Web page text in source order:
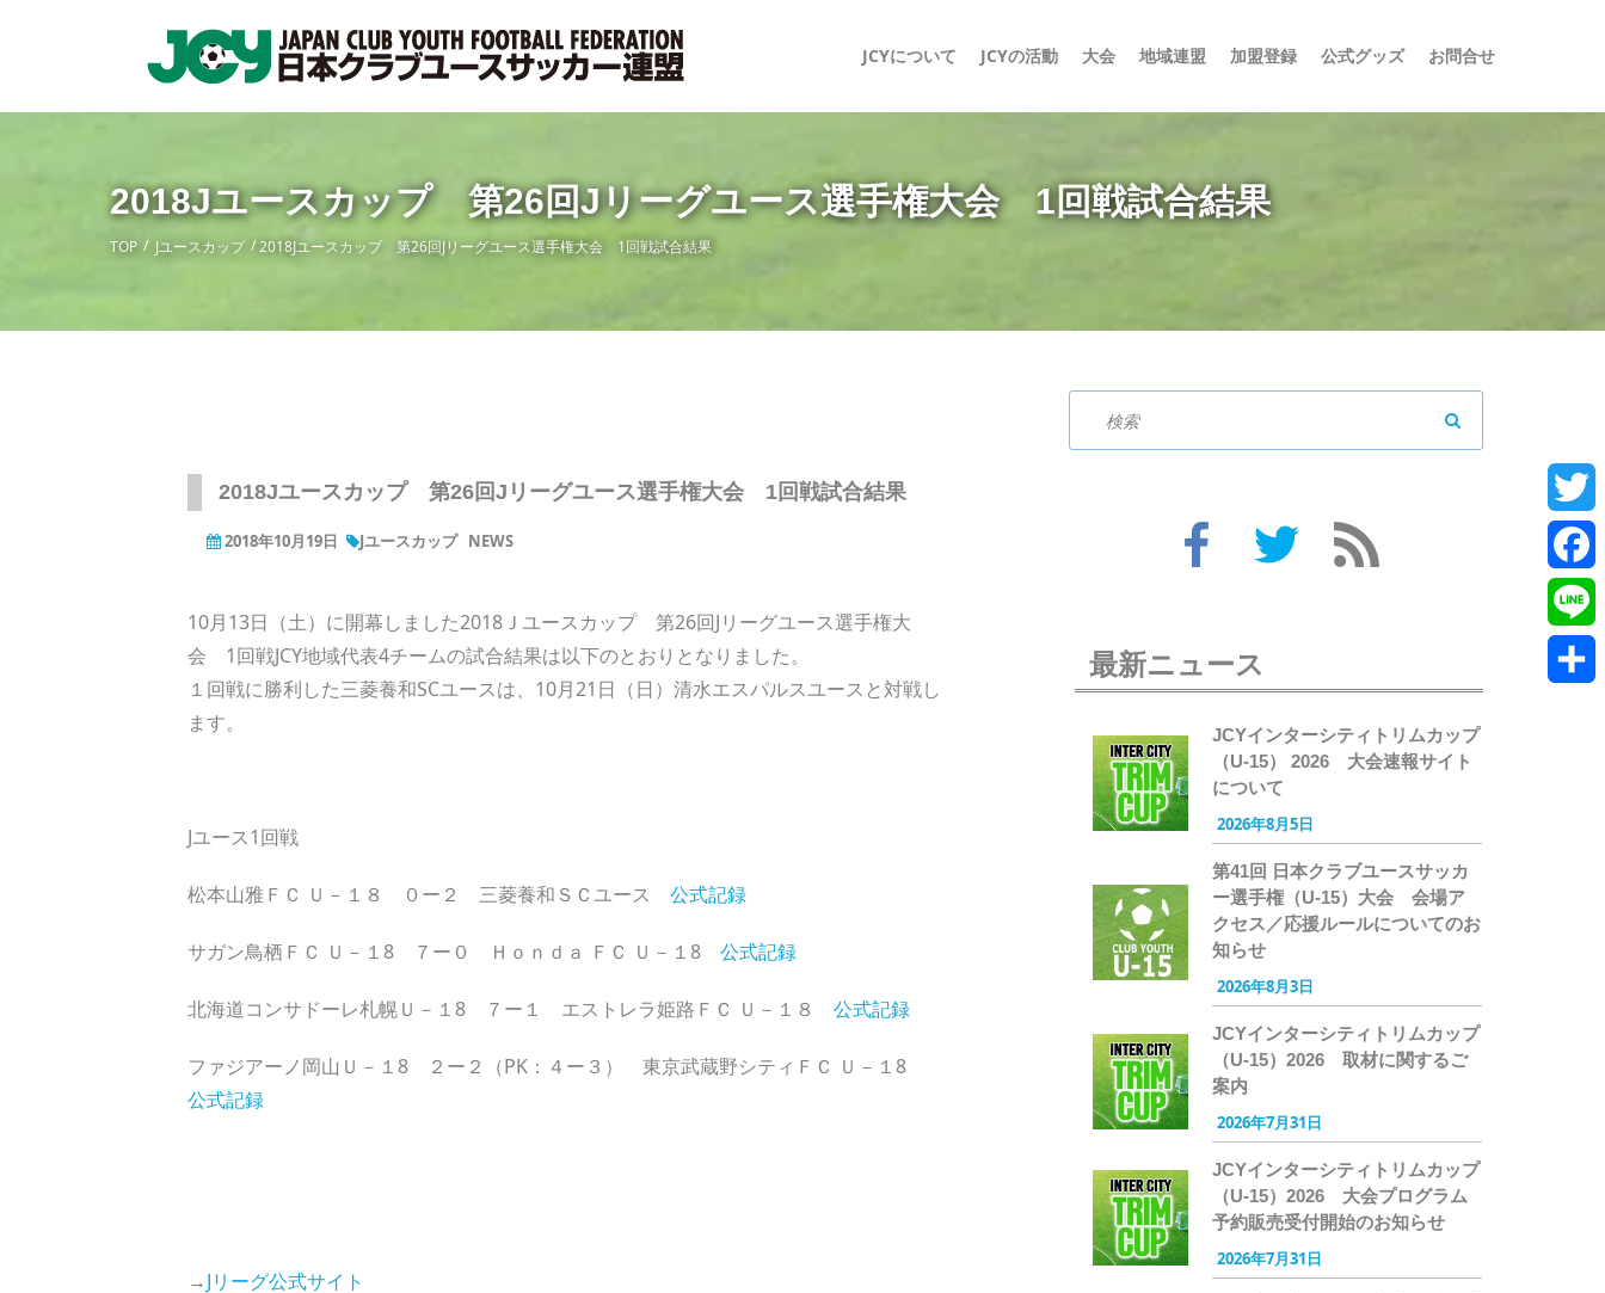
JCYについて JCYの活動 大会 地域連盟 加盟登録 公式グッズ お問合せ
2018Jユースカップ 第26回Jリーグユース選手権大会 1回戦試合結果
TOP Jユースカップ 2018Jユースカップ 第26回Jリーグユース選手権大会 1回戦試合結果
2018Jユースカップ 第26回Jリーグユース選手権大会 1回戦試合結果
2018年10月19日 Jユースカップ NEWS
10月13日（土）に開幕しました2018Ｊユースカップ 第26回Jリーグユース選手権大
会 1回戦JCY地域代表4チームの試合結果は以下のとおりとなりました。
１回戦に勝利した三菱養和SCユースは、10月21日（日）清水エスパルスユースと対戦し
ます。
Jユース1回戦
松本山雅ＦＣ Ｕ－１８ ０ー２ 三菱養和ＳＣユース 公式記録
サガン鳥栖ＦＣ Ｕ－１8 ７ー０ Ｈｏｎｄａ ＦＣ Ｕ－１8 公式記録
北海道コンサドーレ札幌Ｕ－１8 ７ー１ エストレラ姫路ＦＣ Ｕ－１８ 公式記録
ファジアーノ岡山Ｕ－１8 ２ー２（PK：４ー３） 東京武蔵野シティＦＣ Ｕ－１8
公式記録
→Jリーグ公式サイト
最新ニュース
JCYインターシティトリムカップ
（U-15） 2026 大会速報サイト
について
2026年8月5日
第41回 日本クラブユースサッカ
ー選手権（U-15）大会 会場ア
クセス／応援ルールについてのお
知らせ
2026年8月3日
JCYインターシティトリムカップ
（U-15）2026 取材に関するご
案内
2026年7月31日
JCYインターシティトリムカップ
（U-15）2026 大会プログラム
予約販売受付開始のお知らせ
2026年7月31日
Line